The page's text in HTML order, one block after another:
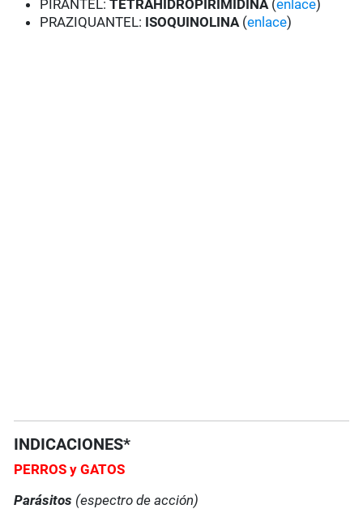
PIRANTEL:TETRAHIDROPIRIMIDINA(enlace)
PRAZIQUANTEL: ISOQUINOLINA(enlace)
INDICACIONES*
PERROSy GATOS
Parásitos (espectro de acción)